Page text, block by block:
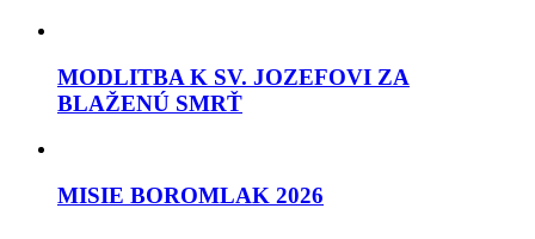
MODLITBA K SV. JOZEFOVI ZA
BLAŽENÚ SMRŤ
MISIE BOROMLAK 2026